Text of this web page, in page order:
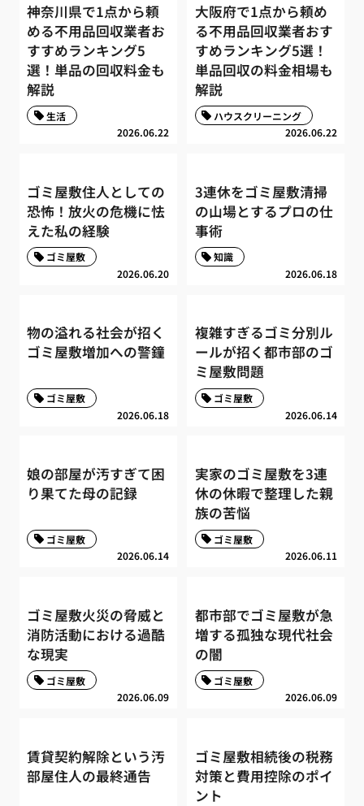
神奈川県で1点から頼
める不用品回収業者お
すすめランキング5
選！単品の回収料金も
解説
2026.06.22
生活
大阪府で1点から頼め
る不用品回収業者おす
すめランキング5選！
単品回収の料金相場も
解説
2026.06.22
ハウスクリーニング
ゴミ屋敷住人としての
恐怖！放火の危機に怯
えた私の経験
2026.06.20
ゴミ屋敷
3連休をゴミ屋敷清掃
の山場とするプロの仕
事術
2026.06.18
知識
物の溢れる社会が招く
ゴミ屋敷増加への警鐘
2026.06.18
ゴミ屋敷
複雑すぎるゴミ分別ル
ールが招く都市部のゴ
ミ屋敷問題
2026.06.14
ゴミ屋敷
娘の部屋が汚すぎて困
り果てた母の記録
2026.06.14
ゴミ屋敷
実家のゴミ屋敷を3連
休の休暇で整理した親
族の苦悩
2026.06.11
ゴミ屋敷
ゴミ屋敷火災の脅威と
消防活動における過酷
な現実
2026.06.09
ゴミ屋敷
都市部でゴミ屋敷が急
増する孤独な現代社会
の闇
2026.06.09
ゴミ屋敷
賃貸契約解除という汚
部屋住人の最終通告
ゴミ屋敷相続後の税務
対策と費用控除のポイ
ント